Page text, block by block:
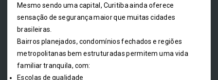
Mesmo sendo uma capital, Curitiba ainda oferece
sensação de segurança maior que muitas cidades
brasileiras.
Bairros planejados, condomínios fechados e regiões
metropolitanas bem estruturadas permitem uma vida
familiar tranquila, com:
Escolas de qualidade